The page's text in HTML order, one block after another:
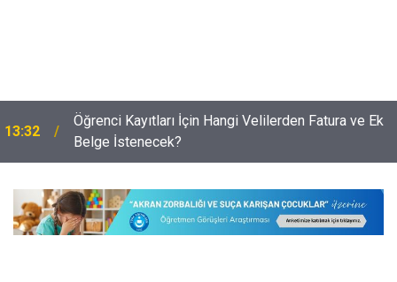
13:32
Öğrenci Kayıtları İçin Hangi Velilerden Fatura ve Ek
Belge İstenecek?